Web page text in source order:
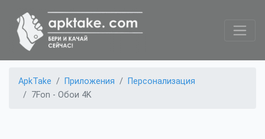
ApkTake Приложения
Персонализация
7Fon - Обои 4K